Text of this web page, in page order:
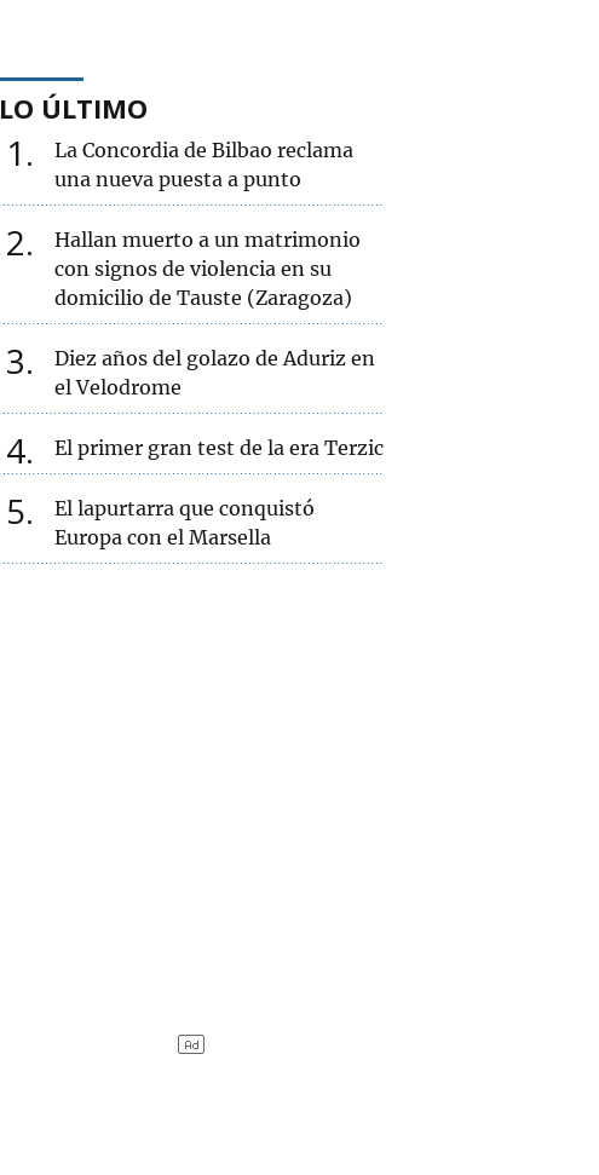
LO ÚLTIMO
1
La Concordia de Bilbao reclama
una nueva puesta a punto
2
Hallan muerto a un matrimonio
con signos de violencia en su
domicilio de Tauste (Zaragoza)
3
Diez años del golazo de Aduriz en
el Velodrome
4 El primer gran test de la era Terzic
5
El lapurtarra que conquistó
Europa con el Marsella